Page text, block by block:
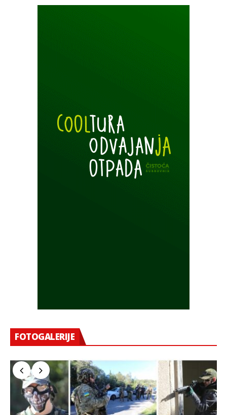
FOTOGALERIJE